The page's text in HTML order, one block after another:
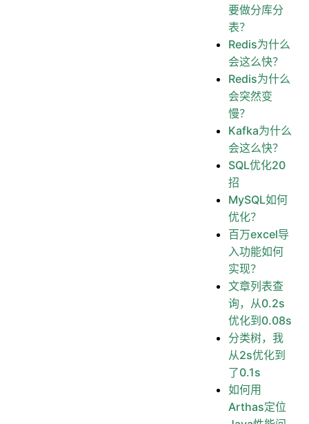
要做分库分
表？
Redis为什么
会这么快？
Redis为什么
会突然变
慢？
Kafka为什么
会这么快？
SQL优化20
招
MySQL如何
优化？
百万excel导
入功能如何
实现？
文章列表查
询，从0.2s
优化到0.08s
分类树，我
从2s优化到
了0.1s
如何用
Arthas定位